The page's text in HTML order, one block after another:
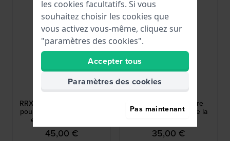
Lorus
RRX07HX9
RRX07HX9 26 mm Montre
pour femme avec bracelet
extensible en métal
45,00 €
Lorus
RRX51CX9
Young 30 mm Montre
violette à l'épreuve de la
rétroéclairage
35,00 €
les cookies facultatifs. Si vous
souhaitez choisir les cookies que
vous activez vous-même, cliquez sur
"paramètres des cookies".
Accepter tous
Paramètres des cookies
Pas maintenant